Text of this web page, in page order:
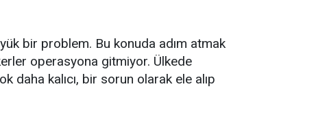
bir problem. Bu konuda adım atmak
operasyona gitmiyor. Ülkede
daha kalıcı, bir sorun olarak ele alıp